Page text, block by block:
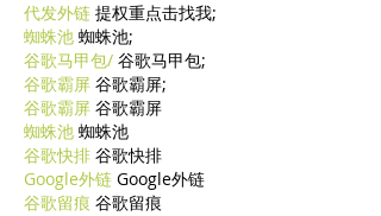
代发外链 提权重点击找我;
蜘蛛池 蜘蛛池;
谷歌马甲包/ 谷歌马甲包;
谷歌霸屏 谷歌霸屏;
谷歌霸屏 谷歌霸屏
蜘蛛池 蜘蛛池
谷歌快排 谷歌快排
Google外链 Google外链
谷歌留痕 谷歌留痕